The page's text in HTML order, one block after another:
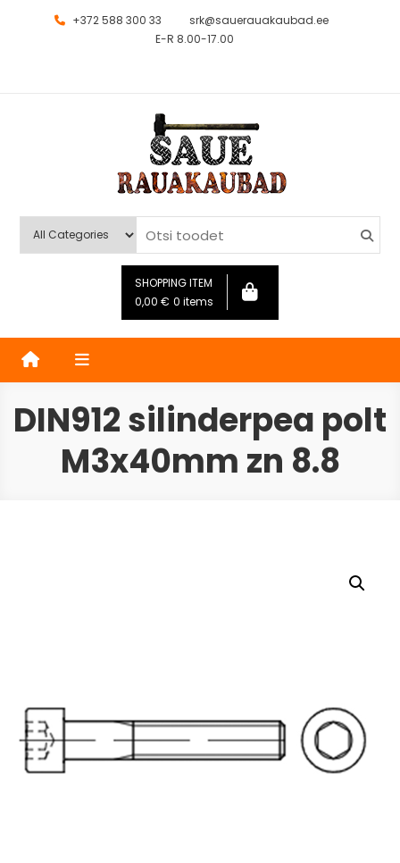
+372 588 300 33
srk@sauerauakaubad.ee
E-R 8.00-17.00
Saue Rauakaubad
SHOPPING ITEM
0,00 € 0 items
DIN912 silinderpea polt
M3x40mm zn 8.8